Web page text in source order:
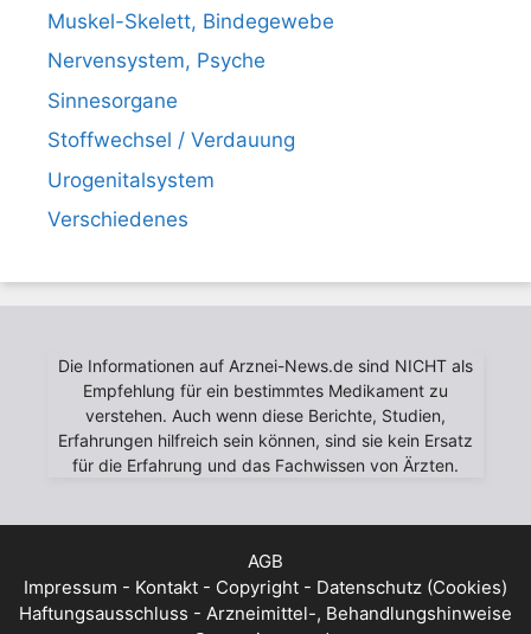
Muskel-Skelett, Bindegewebe
Nervensystem, Psyche
Sinnesorgane
Stoffwechsel / Verdauung
Urogenitalsystem
Verschiedenes
Die Informationen auf Arznei-News.de sind NICHT als
Empfehlung für ein bestimmtes Medikament zu
verstehen. Auch wenn diese Berichte, Studien,
Erfahrungen hilfreich sein können, sind sie kein Ersatz
für die Erfahrung und das Fachwissen von Ärzten.
AGB
Impressum - Kontakt - Copyright - Datenschutz (Cookies)
Haftungsausschluss - Arzneimittel-, Behandlungshinweise